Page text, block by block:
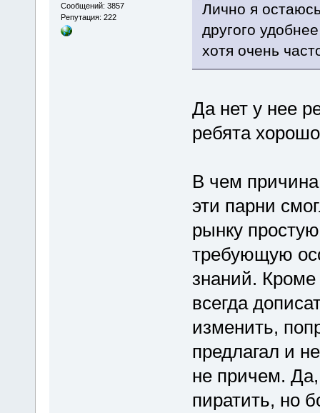
Сообщений: 3857
Репутация: 222
Лично я
другого
хотя очень
Да нет у нее
ребята
В чем
эти парни
рынку
требующую
знаний.
всегда
изменить,
предлагал и
не причем.
пиратить, но